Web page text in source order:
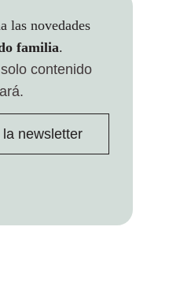
las novedades
familia.
solo contenido
newsletter